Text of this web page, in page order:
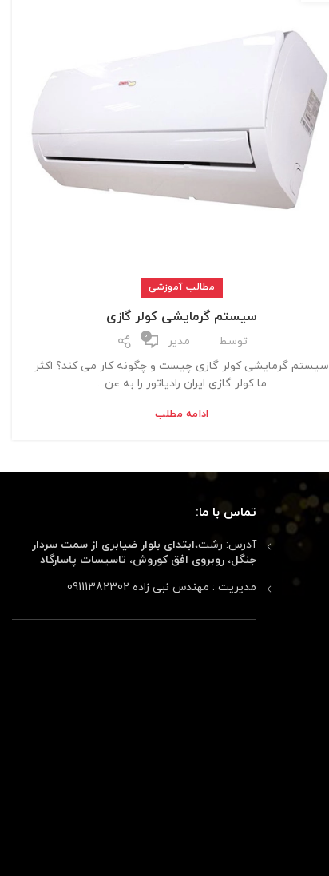
مطالب آموزشی
سیستم گرمایشی کولر گازی
توسط مدیر 0
سیستم گرمایشی کولر گازی چیست و چگونه کار می کند؟ اکثر
ما کولر گازی ایران رادیاتور را به عن...
ادامه مطلب
تماس با ما:
آدرس: رشت،ابتدای بلوار ضیابری از سمت سردار
جنگل، روبروی افق کوروش، تاسیسات پاسارگاد
مدیریت : مهندس نبی زاده 09111382302